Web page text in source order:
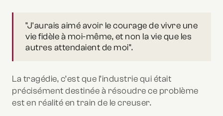
"J'aurais aimé avoir le courage de vivre une
vie fidèle à moi-même, et non la vie que les
autres attendaient de moi".
La tragédie, c’est que l’industrie qui était
précisément destinée à résoudre ce problème
est en réalité en train de le creuser.